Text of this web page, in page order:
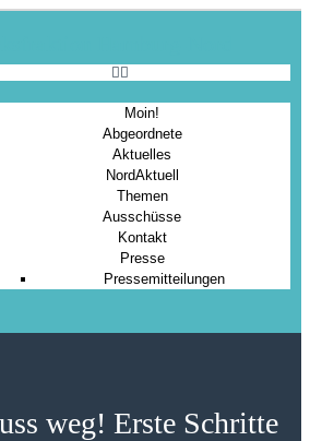
Moin!
Abgeordnete
Aktuelles
NordAktuell
Themen
Ausschüsse
Kontakt
Presse
Pressemitteilungen
weg! Erste Schritte